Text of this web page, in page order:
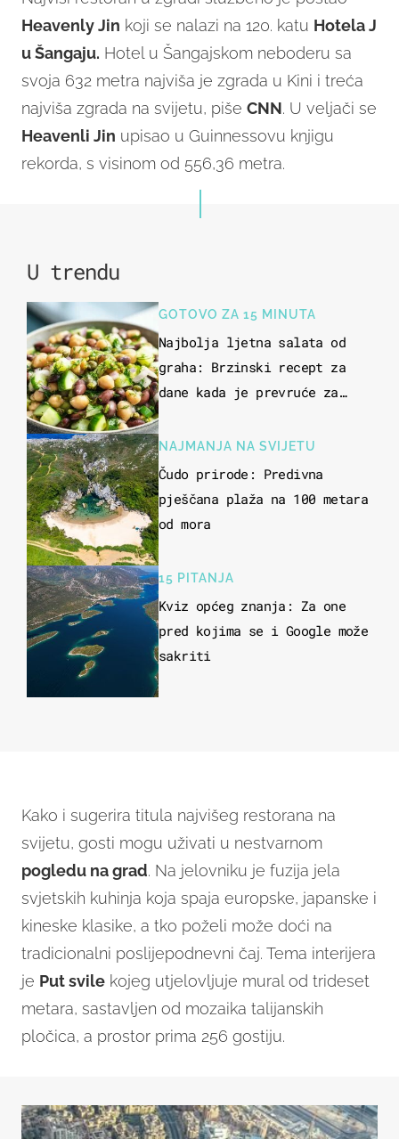
Heavenly Jin koji se nalazi na 120. katu Hotela J
u Šangaju. Hotel u Šangajskom neboderu sa
svoja 632 metra najviša je zgrada u Kini i treća
najviša zgrada na svijetu, piše CNN. U veljači se
Heavenli Jin upisao u Guinnessovu knjigu
rekorda, s visinom od 556,36 metra.
U trendu
GOTOVO ZA 15 MINUTA
Najbolja ljetna salata od
graha: Brzinski recept za
dane kada je prevruće za
NAJMANJA NA SVIJETU
Čudo prirode: Predivna
pješčana plaža na 100 metara
od mora
15 PITANJA
Kviz općeg znanja: Za one
pred kojima se i Google može
sakriti
Kako i sugerira titula najvišeg restorana na
svijetu, gosti mogu uživati u nestvarnom
pogledu na grad. Na jelovniku je fuzija jela
svjetskih kuhinja koja spaja europske, japanske i
kineske klasike, a tko poželi može doći na
tradicionalni poslijepodnevni čaj. Tema interijera
je Put svile kojeg utjelovljuje mural od trideset
metara, sastavljen od mozaika talijanskih
pločica, a prostor prima 256 gostiju.